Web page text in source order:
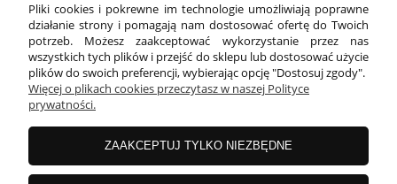
PŁATNOŚCI I DOSTAWA
INFORMACJE
KOLEKCJE
Pliki cookies i pokrewne im technologie umożliwiają poprawne
działanie strony i pomagają nam dostosować ofertę do Twoich
potrzeb. Możesz zaakceptować wykorzystanie przez nas
wszystkich tych plików i przejść do sklepu lub dostosować użycie
plików do swoich preferencji, wybierając opcję "Dostosuj zgody".
Więcej o plikach cookies przeczytasz w naszej Polityce
prywatności.
ZAAKCEPTUJ TYLKO NIEZBĘDNE